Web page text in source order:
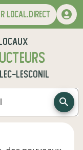
local.direct
Lesconil